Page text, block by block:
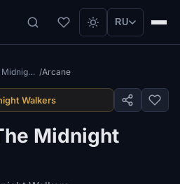
RU
Купить читы для The Midnight Walkers — приватный софт с Aimbot и ESP /Arcane
Walkers
Midnight